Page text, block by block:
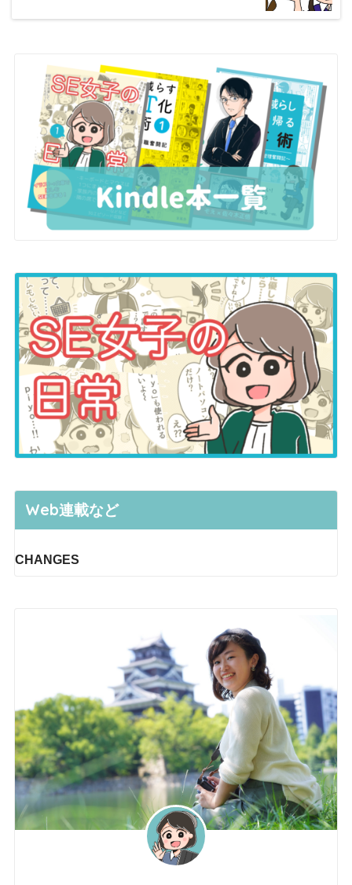
Web連載など
CHANGES